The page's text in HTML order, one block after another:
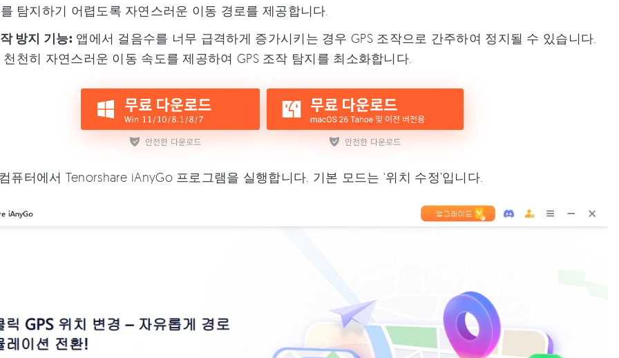
탐지하기 어렵도록 자연스러운 이동 경로를 제공합니다.
방지 기능: 앱에서 걸음수를 너무 급격하게 증가시키는 경우 GPS 조작으로 간주하여 정지될 수 있습니다.
천히 자연스러운 이동 속도를 제공하여 GPS 조작 탐지를 최소화합니다.
퓨터에서 Tenorshare iAnyGo 프로그램을 실행합니다. 기본 모드는 ‘위치 수정’입니다.